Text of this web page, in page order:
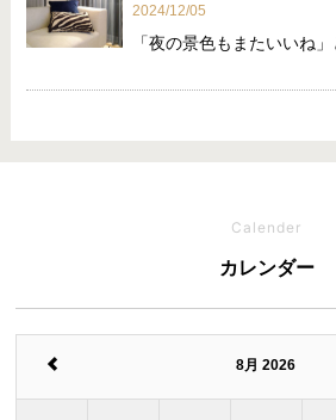
2024/12/05
「夜の景色もまたいいね
Calender
カレンダー
8月 2026